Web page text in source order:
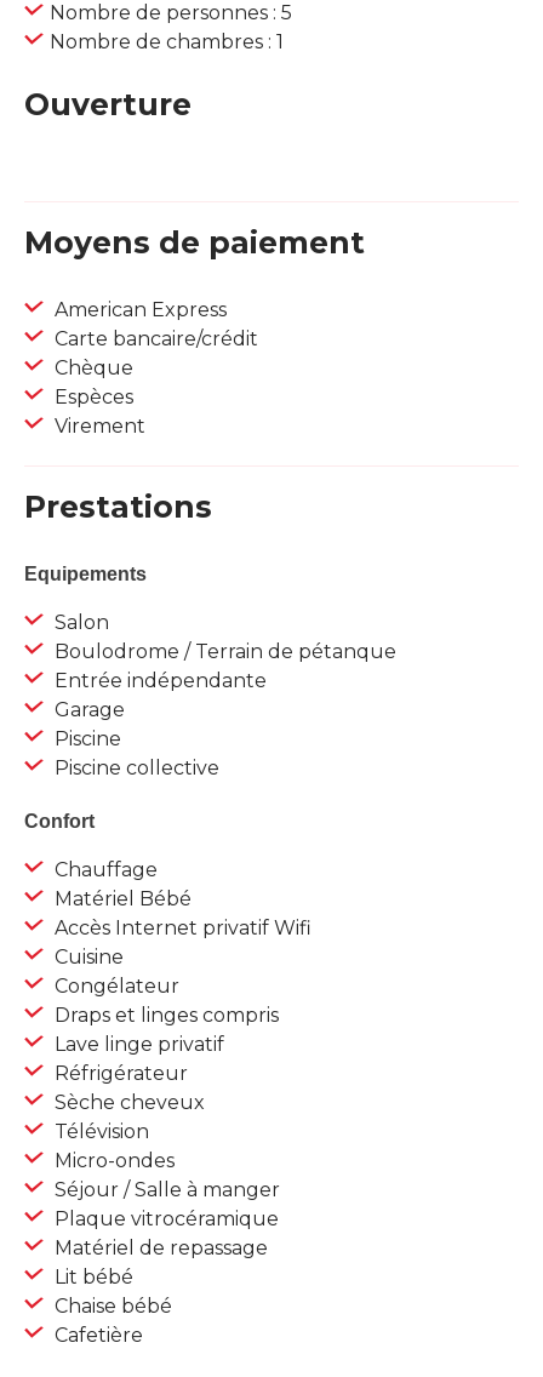
Nombre de personnes : 5
Nombre de chambres : 1
Ouverture
Moyens de paiement
American Express
Carte bancaire/crédit
Chèque
Espèces
Virement
Prestations
Equipements
Salon
Boulodrome / Terrain de pétanque
Entrée indépendante
Garage
Piscine
Piscine collective
Confort
Chauffage
Matériel Bébé
Accès Internet privatif Wifi
Cuisine
Congélateur
Draps et linges compris
Lave linge privatif
Réfrigérateur
Sèche cheveux
Télévision
Micro-ondes
Séjour / Salle à manger
Plaque vitrocéramique
Matériel de repassage
Lit bébé
Chaise bébé
Cafetière